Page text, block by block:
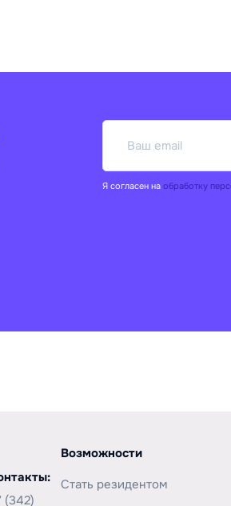
Я согласен на обработку
(342)
Возможности
Стать резидентом